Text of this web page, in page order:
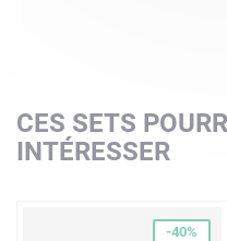
CES SETS
INTÉRESSER
-40%